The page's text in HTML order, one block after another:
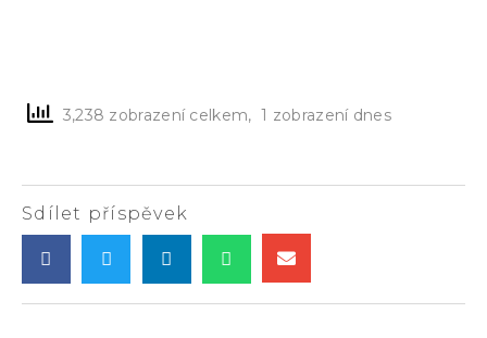
3,238 zobrazení celkem, 1 zobrazení dnes
Sdílet příspěvek